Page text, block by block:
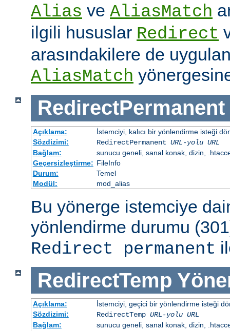
Alias ve AliasMatch
ilgili hususlar Redirect
arasındakilere de
AliasMatch
RedirectPermanent
Açıklama:
İstemciyi, kalıcı bir yönlendirme isteği
Sözdizimi:
RedirectPermanent URL-yolu URL
Bağlam:
sunucu geneli, sanal konak, dizin,
Geçersizleştirme: FileInfo
Durum:
Temel
Modül:
mod_alias
Bu yönerge istemciye
yönlendirme durumu
Redirect permanent
RedirectTemp
Açıklama:
İstemciyi, geçici bir yönlendirme isteği
Sözdizimi:
RedirectTemp URL-yolu URL
Bağlam:
sunucu geneli, sanal konak, dizin,